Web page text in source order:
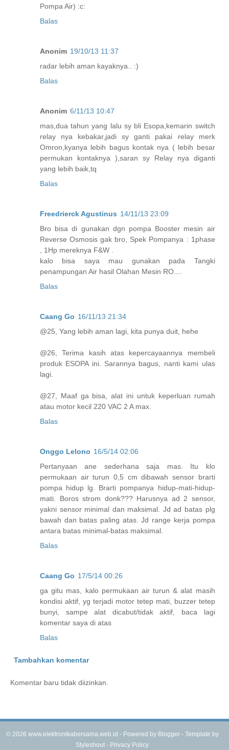
Pompa Air) :c:
Balas
Anonim 19/10/13 11:37
radar lebih aman kayaknya.. :)
Balas
Anonim 6/11/13 10:47
mas,dua tahun yang lalu sy bli Esopa,kemarin switch
relay nya kebakar,jadi sy ganti pakai relay merk
Omron,kyanya lebih bagus kontak nya ( lebih besar
permukan kontaknya ),saran sy Relay nya diganti
yang lebih baik,tq
Balas
Freedrierck Agustinus 14/11/13 23:09
Bro bisa di gunakan dgn pompa Booster mesin air
Reverse Osmosis gak bro, Spek Pompanya : 1phase
, 1Hp mereknya F&W .
kalo bisa saya mau gunakan pada Tangki
penampungan Air hasil Olahan Mesin RO....
Balas
Caang Go 16/11/13 21:34
@25, Yang lebih aman lagi, kita punya duit, hehe
@26, Terima kasih atas kepercayaannya membeli
produk ESOPA ini. Sarannya bagus, nanti kami ulas
lagi.
@27, Maaf ga bisa, alat ini untuk keperluan rumah
atau motor kecil 220 VAC 2 A max.
Balas
Onggo Lelono 16/5/14 02:06
Pertanyaan ane sederhana saja mas. Itu klo
permukaan air turun 0,5 cm dibawah sensor brarti
pompa hidup lg. Brarti pompanya hidup-mati-hidup-
mati. Boros strom donk??? Harusnya ad 2 sensor,
yakni sensor minimal dan maksimal. Jd ad batas plg
bawah dan batas paling atas. Jd range kerja pompa
antara batas minimal-batas maksimal.
Balas
Caang Go 17/5/14 00:26
ga gitu mas, kalo permukaan air turun & alat masih
kondisi aktif, yg terjadi motor tetep mati, buzzer tetep
bunyi, sampe alat dicabut/tidak aktif, baca lagi
komentar saya di atas
Balas
Tambahkan komentar
Komentar baru tidak diizinkan.
© 2026 www.elektronikabersama.web.id - Powered by Blogger- Template by
Styleshout - Privacy Policy